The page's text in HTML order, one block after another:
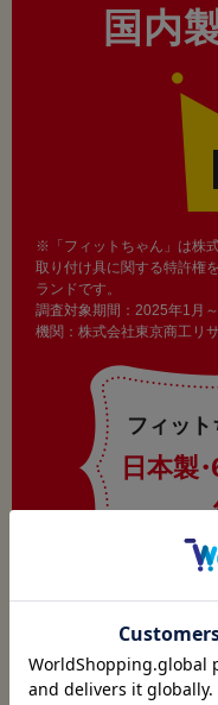
国内
※「フィットちゃん」は株
取り付け具に関する特許権
ランドです。
調査対象期間：2025年1月
機関：株式会社東京商工リ
フィッ
日本製・
ご利用ガイド